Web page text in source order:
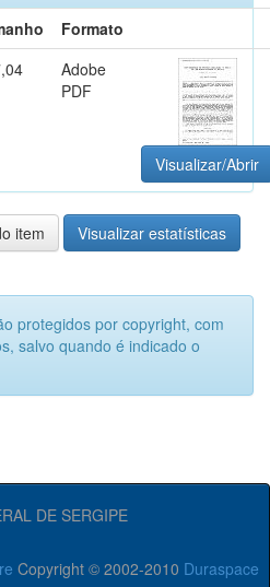
Formato
Adobe
PDF
Visualizar/Abrir
item Visualizar estatísticas
protegidos por copyright, com
salvo quando é indicado o
DE SERGIPE
Copyright © 2002-2010 Duraspace